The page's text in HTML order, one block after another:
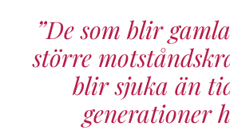
De som blir
större
blir sjuka än
generationer